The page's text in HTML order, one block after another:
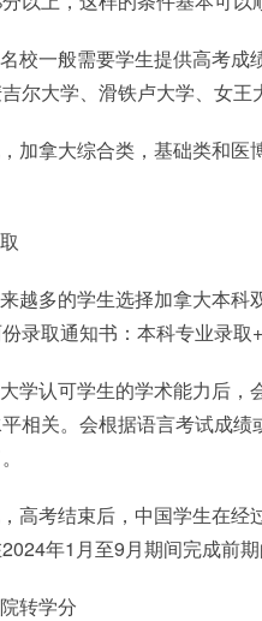
校一般需要学生提供高考
尔大学、滑铁卢大学、女王
加拿大综合类，基础类和
越多的学生选择加拿大本
录取通知书：本科专业录取+
学认可学生的学术能力后
相关。会根据语言考试成
高考结束后，中国学生在
年1月至9月期间完成前
转学分